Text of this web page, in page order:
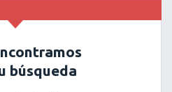
búsqueda